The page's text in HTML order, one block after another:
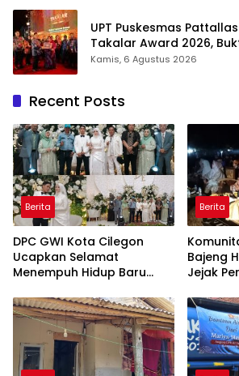
UPT Puskesmas
Takalar Award 2026,
Hadirkan Pelayanan
Kamis, 6 Agustus 2026
Recent Posts
Berita
DPC GWI Kota Cilegon
Ucapkan Selamat
Menempuh Hidup Baru
Tuanku Ihza Kemalsya
Damanik
Berita
Bajeng
Jejak
Wabup
Bahwa
Warisan